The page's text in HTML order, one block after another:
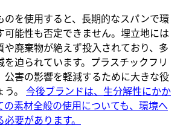
のを使用すると、長期的なスパンで環
可能性も否定できません。埋立地には
や廃棄物が絶えず投入されており、多
を迫られています。プラスチックフリ
公害の影響を軽減するために大きな役
。 今後ブランドは、生分解性にかか
の素材全般の使用についても、環境へ
要があります。